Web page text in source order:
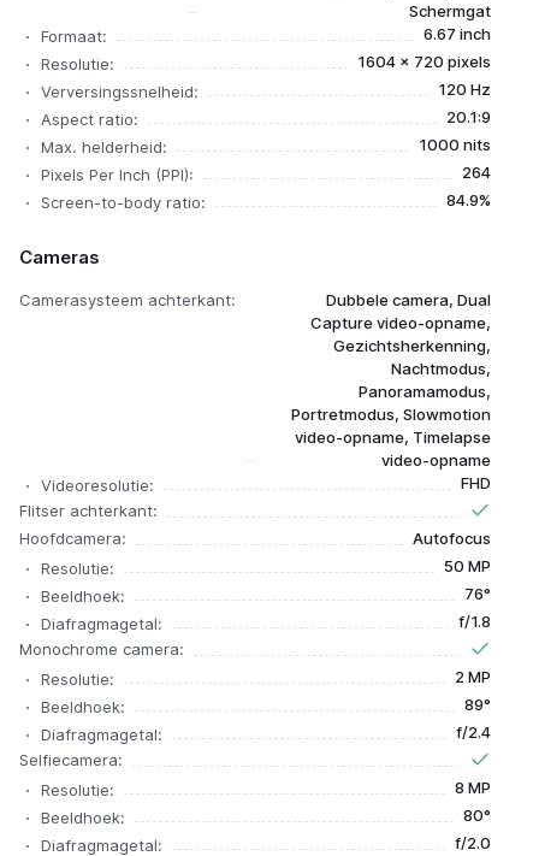
Schermgat
Formaat:
6.67 inch
Resolutie:
1604 x 720 pixels
Verversingssnelheid:
120 Hz
Aspect ratio:
20.1:9
Max. helderheid:
1000 nits
Pixels Per Inch (PPI):
264
Screen-to-body ratio:
84.9%
Cameras
Camerasysteem achterkant:
Dubbele camera, Dual
Capture video-opname,
Gezichtsherkenning,
Nachtmodus,
Panoramamodus,
Portretmodus, Slowmotion
video-opname, Timelapse
video-opname
Videoresolutie:
FHD
Flitser achterkant:
Hoofdcamera:
Autofocus
Resolutie:
50 MP
Beeldhoek:
76°
Diafragmagetal:
f/1.8
Monochrome camera:
Resolutie:
2 MP
Beeldhoek:
89°
Diafragmagetal:
f/2.4
Selfiecamera:
Resolutie:
8 MP
Beeldhoek:
80°
Diafragmagetal:
f/2.0